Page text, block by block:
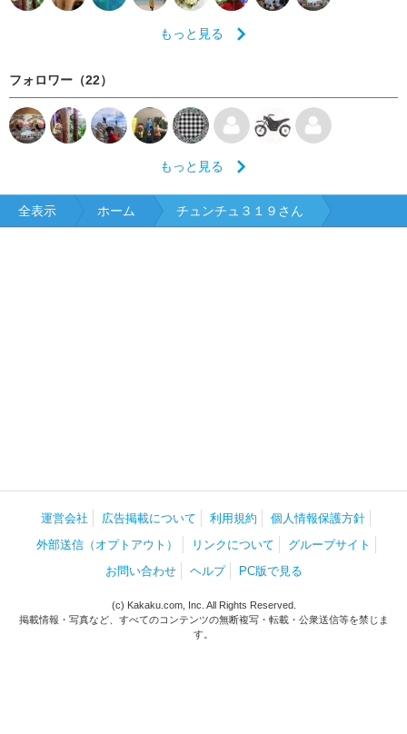
もっと見る
フォロワー（22）
もっと見る
全表示 ホーム チュンチュ３１９さん
運営会社 広告掲載について 利用規約
個人情報保護方針
外部送信（オプトアウト）
リンクについて
グループサイト
お問い合わせ
ヘルプ PC版で見る
(c) Kakaku.com, Inc. All Rights Reserved.
掲載情報・写真など、すべてのコンテンツの無断複写・転載・公衆送信等を禁じま
す。